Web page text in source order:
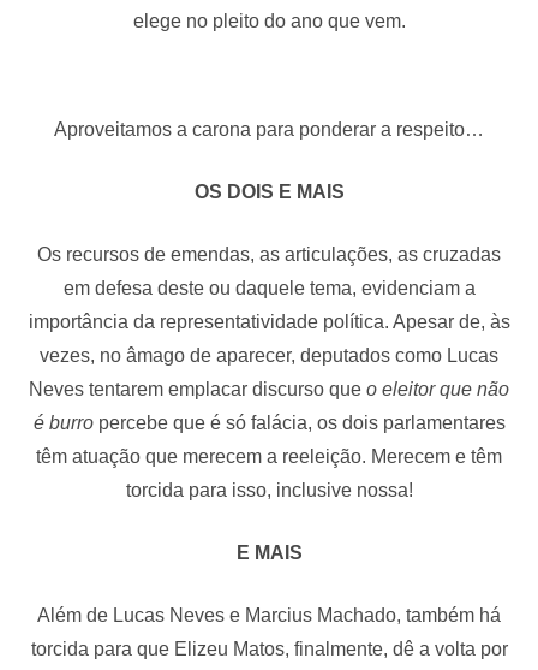
elege no pleito do ano que vem.
Aproveitamos a carona para ponderar a respeito…
OS DOIS E MAIS
Os recursos de emendas, as articulações, as cruzadas
em defesa deste ou daquele tema, evidenciam a
importância da representatividade política. Apesar de, às
vezes, no âmago de aparecer, deputados como Lucas
Neves tentarem emplacar discurso que o eleitor que não
é burropercebe que é só falácia, os dois parlamentares
têm atuação que merecem a reeleição. Merecem e têm
torcida para isso, inclusive nossa!
E MAIS
Além de Lucas Neves e Marcius Machado, também há
torcida para que Elizeu Matos, finalmente, dê a volta por